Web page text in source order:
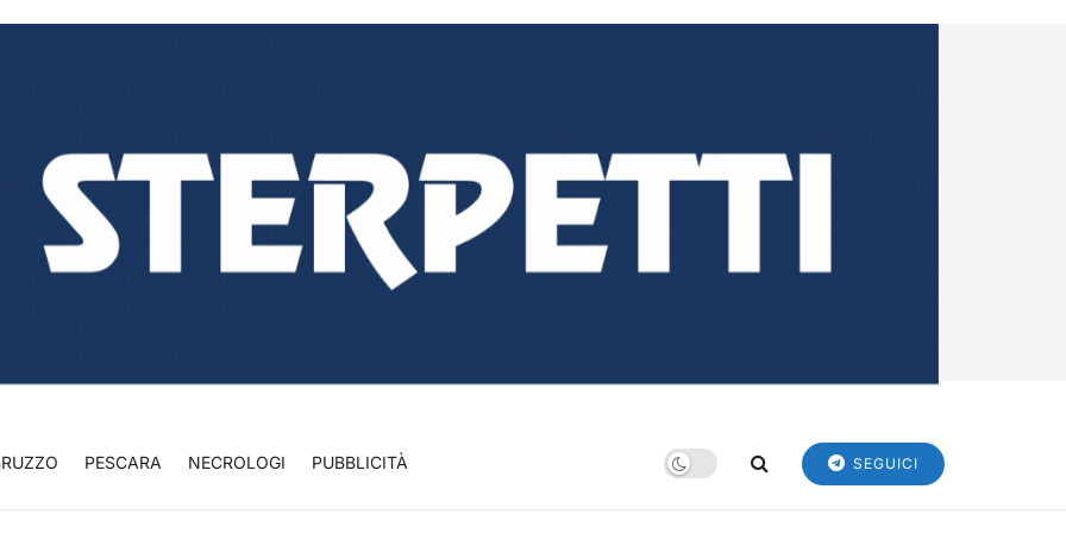
PESCARA NECROLOGI PUBBLICITÀ SEGUICI